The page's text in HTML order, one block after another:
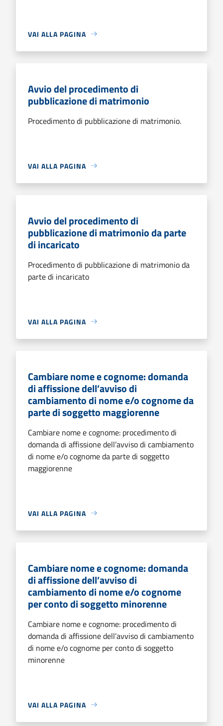
VAI ALLA PAGINA
Avvio del procedimento di
pubblicazione di matrimonio
Procedimento di pubblicazione di matrimonio.
VAI ALLA PAGINA
Avvio del procedimento di
pubblicazione di matrimonio da parte
di incaricato
Procedimento di pubblicazione di matrimonio da
parte di incaricato
VAI ALLA PAGINA
Cambiare nome e cognome: domanda
di affissione dell’avviso di
cambiamento di nome e/o cognome da
parte di soggetto maggiorenne
Cambiare nome e cognome: procedimento di
domanda di affissione dell’avviso di cambiamento
di nome e/o cognome da parte di soggetto
maggiorenne
VAI ALLA PAGINA
Cambiare nome e cognome: domanda
di affissione dell’avviso di
cambiamento di nome e/o cognome
per conto di soggetto minorenne
Cambiare nome e cognome: procedimento di
domanda di affissione dell’avviso di cambiamento
di nome e/o cognome per conto di soggetto
minorenne
VAI ALLA PAGINA